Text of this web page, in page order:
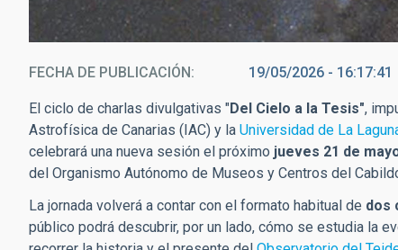
FECHA DE PUBLICACIÓN 19/05/2026 - 16:17:41
El ciclo de charlas divulgativas "Del Cielo a la Tesis",
Astrofísica de Canarias (IAC) y la Universidad de La
celebrará una nueva sesión el próximo jueves 21 de
del Organismo Autónomo de Museos y Centros del
La jornada volverá a contar con el formato habitual de dos
público podrá descubrir, por un lado, cómo se estudia la